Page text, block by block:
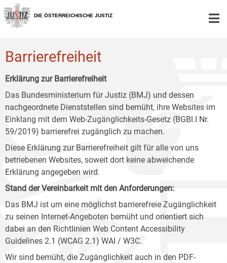
Zur
Hauptnavigation
[1]
Zum
Inhalt
[2]
Zum
Untermenü
[3]
DIE ÖSTERREICHISCHE JUSTIZ
Barrierefreiheit
Erklärung zur Barrierefreiheit
Das Bundesministerium für Justiz (BMJ) und dessen
nachgeordnete Dienststellen sind bemüht, ihre Websites im
Einklang mit dem Web-Zugänglichkeits-Gesetz (BGBl.I Nr.
59/2019) barrierefrei zugänglich zu machen.
Diese Erklärung zur Barrierefreiheit gilt für alle von uns
betriebenen Websites, soweit dort keine abweichende
Erklärung angegeben wird.
Stand der Vereinbarkeit mit den Anforderungen:
Das BMJ ist um eine möglichst barrierefreie Zugänglichkeit
zu seinen Internet-Angeboten bemüht und orientiert sich
dabei an den Richtlinien Web Content Accessibility
Guidelines 2.1 (WCAG 2.1) WAI / W3C.
Wir sind bemüht, die Zugänglichkeit auch in den PDF-